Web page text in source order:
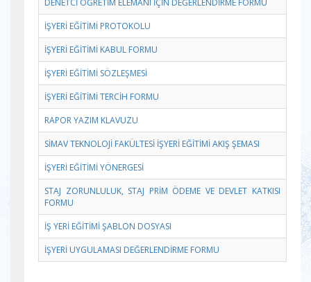
DENETCİ ÖĞRETİM ELEMANI İÇİN DEĞERLENDİRME FORMU
İŞYERİ EĞİTİMİ PROTOKOLU
İŞYERİ EĞİTİMİ KABUL FORMU
İŞYERİ EĞİTİMİ SÖZLEŞMESİ
İŞYERİ EĞİTİMİ TERCİH FORMU
RAPOR YAZIM KLAVUZU
SİMAV TEKNOLOJİ FAKÜLTESİ İŞYERİ EĞİTİMİ AKIŞ ŞEMASI
İŞYERİ EĞİTİMİ YÖNERGESİ
STAJ ZORUNLULUK, STAJ PRİM ÖDEME VE DEVLET KATKISI
FORMU
İŞ YERİ EĞİTİMİ ŞABLON DOSYASI
İŞYERİ UYGULAMASI DEĞERLENDİRME FORMU